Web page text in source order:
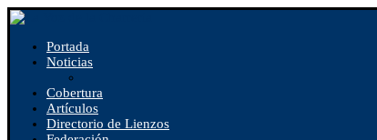
Portada
Noticias
Cobertura
Artículos
Directorio de Lienzos